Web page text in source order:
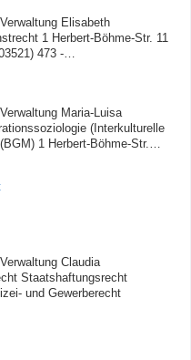
Elisabeth
1 Herbert-Böhme-Str. 11
473 -…
Maria-Luisa
(Interkulturelle
1 Herbert-Böhme-Str.…
Claudia
Staatshaftungsrecht
und Gewerberecht